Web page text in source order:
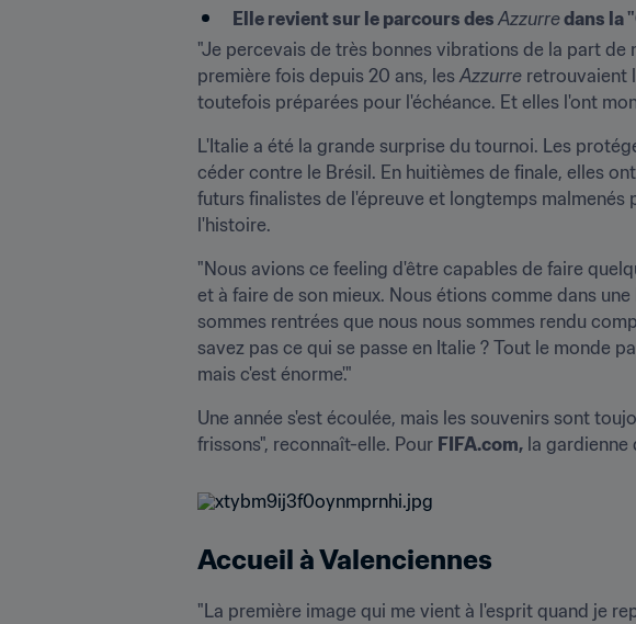
Elle revient sur le parcours des Azzurre dans la
"Je percevais de très bonnes vibrations de la part de
première fois depuis 20 ans, les Azzurre retrouvaient
toutefois préparées pour l'échéance. Et elles l'ont
L'Italie a été la grande surprise du tournoi. Les
céder contre le Brésil. En huitièmes de finale, elles
futurs finalistes de l'épreuve et longtemps malmenés
l'histoire.
"Nous avions ce feeling d'être capables de faire
et à faire de son mieux. Nous étions comme dans
sommes rentrées que nous nous sommes rendu
savez pas ce qui se passe en Italie ? Tout le monde
mais c'est énorme'."
Une année s'est écoulée, mais les souvenirs sont
frissons", reconnaît-elle. Pour FIFA.com, la gardienne
Accueil à Valenciennes
"La première image qui me vient à l'esprit quand je